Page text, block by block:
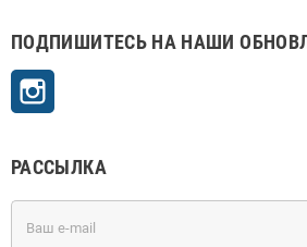
ПОДПИШИТЕСЬ НА НАШИ
РАССЫЛКА